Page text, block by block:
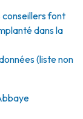
conseillers font
dans la
(liste non